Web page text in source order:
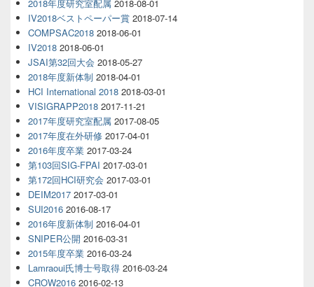
2018年度研究室配属 2018-08-01
IV2018ベストペーパー賞 2018-07-14
COMPSAC2018 2018-06-01
IV2018 2018-06-01
JSAI第32回大会 2018-05-27
2018年度新体制 2018-04-01
HCI International 2018 2018-03-01
VISIGRAPP2018 2017-11-21
2017年度研究室配属 2017-08-05
2017年度在外研修 2017-04-01
2016年度卒業 2017-03-24
第103回SIG-FPAI 2017-03-01
第172回HCI研究会 2017-03-01
DEIM2017 2017-03-01
SUI2016 2016-08-17
2016年度新体制 2016-04-01
SNIPER公開 2016-03-31
2015年度卒業 2016-03-24
Lamraoui氏博士号取得 2016-03-24
CROW2016 2016-02-13